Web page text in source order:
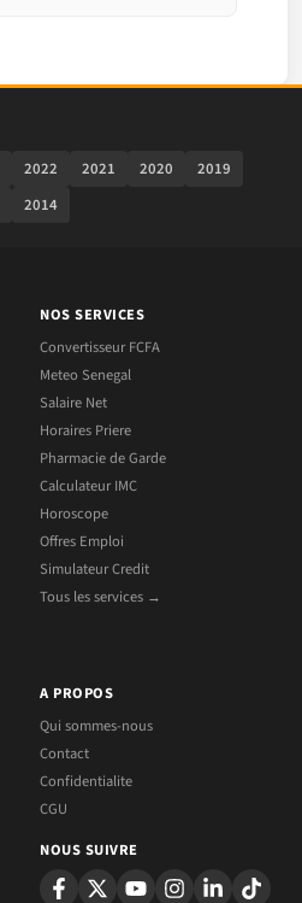
2022 2021 2020
2019
2014
NOS SERVICES
Convertisseur FCFA
Meteo Senegal
Salaire Net
Horaires Priere
Pharmacie de Garde
Calculateur IMC
Horoscope
Offres Emploi
Simulateur Credit
Tous les services →
A PROPOS
Qui sommes-nous
Contact
Confidentialite
CGU
NOUS SUIVRE